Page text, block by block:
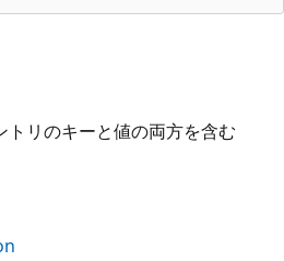
リのキーと値の両方を含む